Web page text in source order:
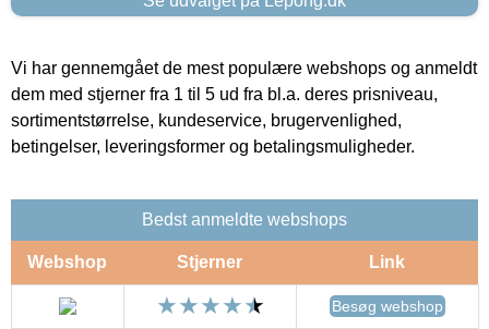
Vi har gennemgået de mest populære webshops og anmeldt
dem med stjerner fra 1 til 5 ud fra bl.a. deres prisniveau,
sortimentstørrelse, kundeservice, brugervenlighed,
betingelser, leveringsformer og betalingsmuligheder.
Bedst anmeldte webshops
Webshop Stjerner Link
Besøg webshop